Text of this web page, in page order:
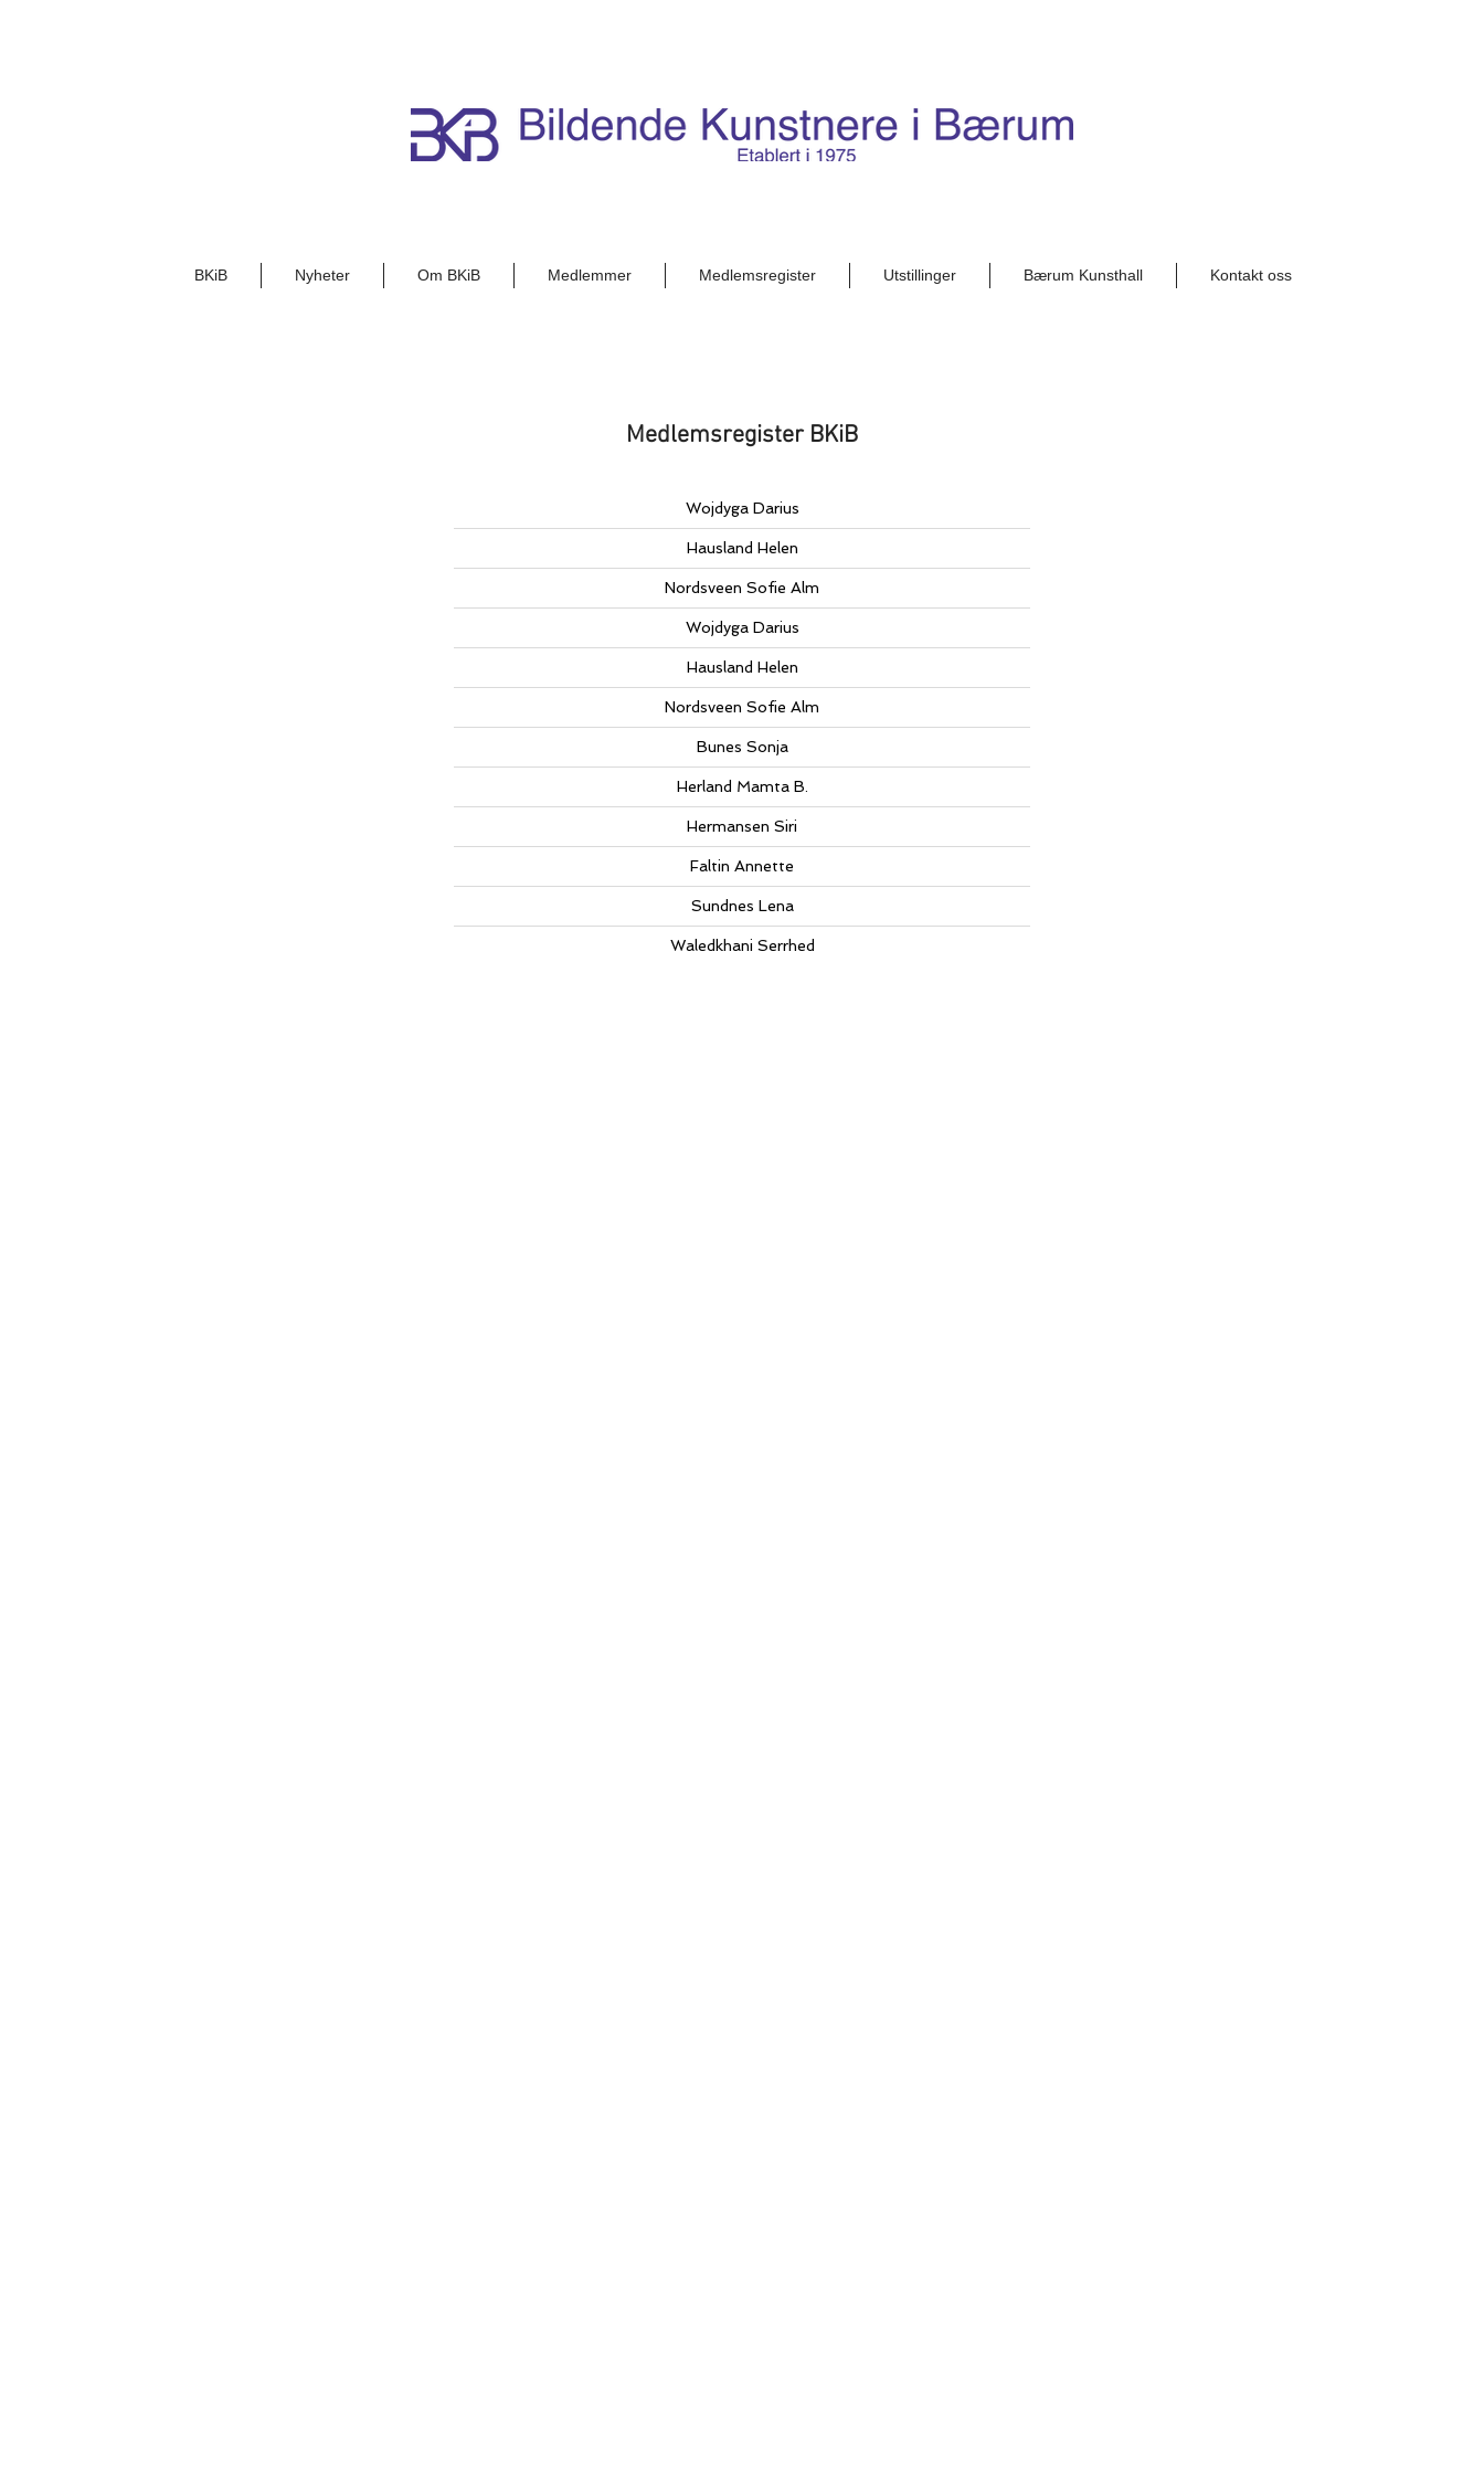
BKiB Nyheter Om BKiB Medlemmer Medlemsregister Utstillinger Bærum Kunsthall Kontakt oss
Medlemsregister BKiB
Wojdyga Darius
Hausland Helen
Nordsveen Sofie Alm
Wojdyga Darius
Hausland Helen
Nordsveen Sofie Alm
Bunes Sonja
Herland Mamta B.
Hermansen Siri
Faltin Annette
Sundnes Lena
Waledkhani Serrhed